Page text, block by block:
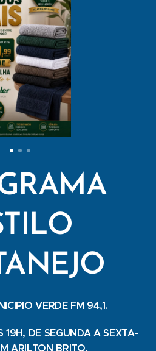
VERDE FM 94,1.
19H, DE SEGUNDA A SEXTA-